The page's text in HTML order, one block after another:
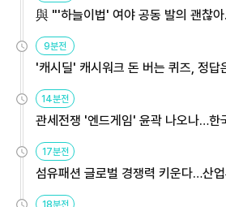
與 "'하늘이법' 여야 공동 발의 괜찮
9분전
'캐시딜' 캐시워크 돈 버는 퀴즈, 정답
14분전
관세전쟁 '엔드게임' 윤곽 나오나…한
17분전
섬유패션 글로벌 경쟁력 키운다…산
18분전